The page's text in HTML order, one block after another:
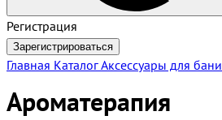
Регистрация
Зарегистрироваться
Главная КаталогАксессуары для бани
Ароматерапия